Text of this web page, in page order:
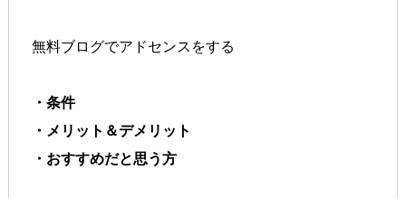
無料ブログでアドセンスをする
・条件
・メリット＆デメリット
・おすすめだと思う方